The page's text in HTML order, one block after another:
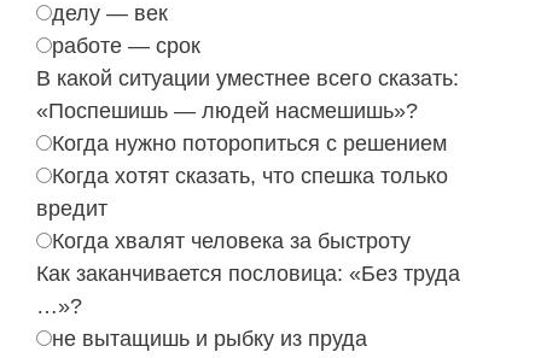
делу — век
работе — срок
В какой ситуации уместнее всего сказать:
«Поспешишь — людей насмешишь»?
Когда нужно поторопиться с решением
Когда хотят сказать, что спешка только
вредит
Когда хвалят человека за быстроту
Как заканчивается пословица: «Без труда
…»?
не вытащишь и рыбку из пруда